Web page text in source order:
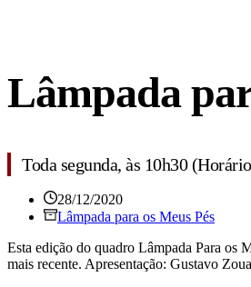
Lâmpada
Toda segunda, às 10h30
28/12/2020
Lâmpada para os Meus Pés
Esta edição do quadro Lâmpada Para os
mais recente. Apresentação: Gustavo